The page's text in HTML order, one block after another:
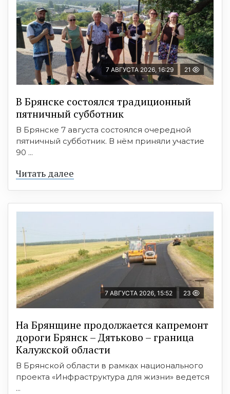
7 АВГУСТА 2026, 16:29 21
В Брянске состоялся традиционный
пятничный субботник
В Брянске 7 августа состоялся очередной
пятничный субботник. В нём приняли участие
90 ...
Читать далее
7 АВГУСТА 2026, 15:52 23
На Брянщине продолжается капремонт
дороги Брянск – Дятьково – граница
Калужской области
В Брянской области в рамках национального
проекта «Инфраструктура для жизни» ведется
...